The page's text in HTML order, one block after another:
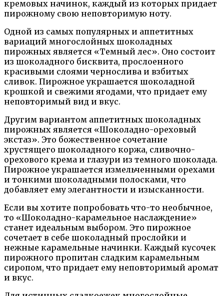
кремовых начинок, каждый из которых придает
пирожному свою неповторимую ноту.
Одной из самых популярных и аппетитных
вариаций многослойных шоколадных
пирожных является «Темный лес». Оно состоит
из шоколадного бисквита, прослоенного
красивыми слоями чернослива и взбитых
сливок. Пирожное украшается шоколадной
крошкой и свежими ягодами, что придает ему
неповторимый вид и вкус.
Другим вариантом аппетитных шоколадных
пирожных является «Шоколадно-ореховый
экстаз». Это божественное сочетание
хрустящего шоколадного коржа, сливочно-
орехового крема и глазури из темного шоколада.
Пирожное украшается измельченными орехами
и тонкими шоколадными полосками, что
добавляет ему элегантности и изысканности.
Если вы хотите попробовать что-то необычное,
то «Шоколадно-карамельное наслаждение»
станет идеальным выбором. Это пирожное
сочетает в себе шоколадный прослойки и
нежные карамельные начинки. Каждый кусочек
пирожного пропитан сладким карамельным
сиропом, что придает ему неповторимый аромат
и вкус.